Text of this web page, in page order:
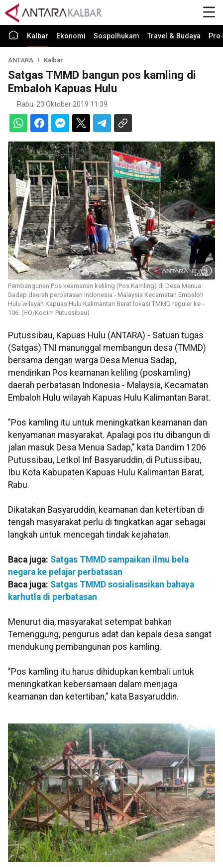
Kalbar Ekonomi Sospolhukam Travel & Budaya
ANTARA Kalbar
Satgas TMMD bangun pos kamling di
Embaloh Kapuas Hulu
Rabu, 23 Oktober 2019 11:39
Pembangunan Pos keamanan keliling (Pos Kamling) di Desa Menua
Sadap daerah perbatasan Indonesia - Malaysia Kecamatan Embaloh
Hulu wilayah Kapuas Hulu Kalimantan Barat lokasi TMMD reguler ke -
106. (HO/Kodim Putussibau)
Putussibau, Kapuas Hulu (ANTARA) - Satuan tugas
(Satgas) TNI manunggal membangun desa (TMMD)
bersama dengan warga Desa Menua Sadap,
mendirikan Pos keamanan keliling (poskamling)
daerah perbatasan Indonesia - Malaysia, Kecamatan
Embaloh Hulu wilayah Kapuas Hulu Kalimantan Barat.
"Pos kamling itu untuk meningkatkan keamanan dan
kenyamanan masyarakat. Apalagi pos itu dibangun di
jalan masuk Desa Menua Sadap," kata Dandim 1206
Putussibau, Letkol Inf Basyaruddin, di Putussibau,
Ibu Kota Kabupaten Kapuas Hulu Kalimantan Barat,
Rabu.
Dikatakan Basyaruddin, keamanan dan ketertiban di
tengah masyarakat perlu di tingkatkan agar sebagai
langkah untuk mencegah tindak kejahatan.
Baca juga: Satgas TMMD sampaikan ilmu bela
negara ke pelajar perbatasan
Baca juga: Satgas TMMD sosialisasikan bahaya
karhutla di perbatasan
Menurut dia, masyarakat setempat bahkan
Temenggung, pengurus adat dan kepala desa sangat
mendukung pembangunan pos kamling.
"Pos kamling itu harus dihidupkan kembali untuk
meningkatkan kebersamaan dalam menjaga
keamanan dan ketertiban," kata Basyaruddin.